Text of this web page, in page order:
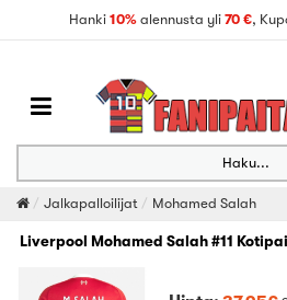
Hanki 10% alennusta yli 70 €,
Haku...
Jalkapalloilijat Mohamed Salah
Liverpool Mohamed Salah #11